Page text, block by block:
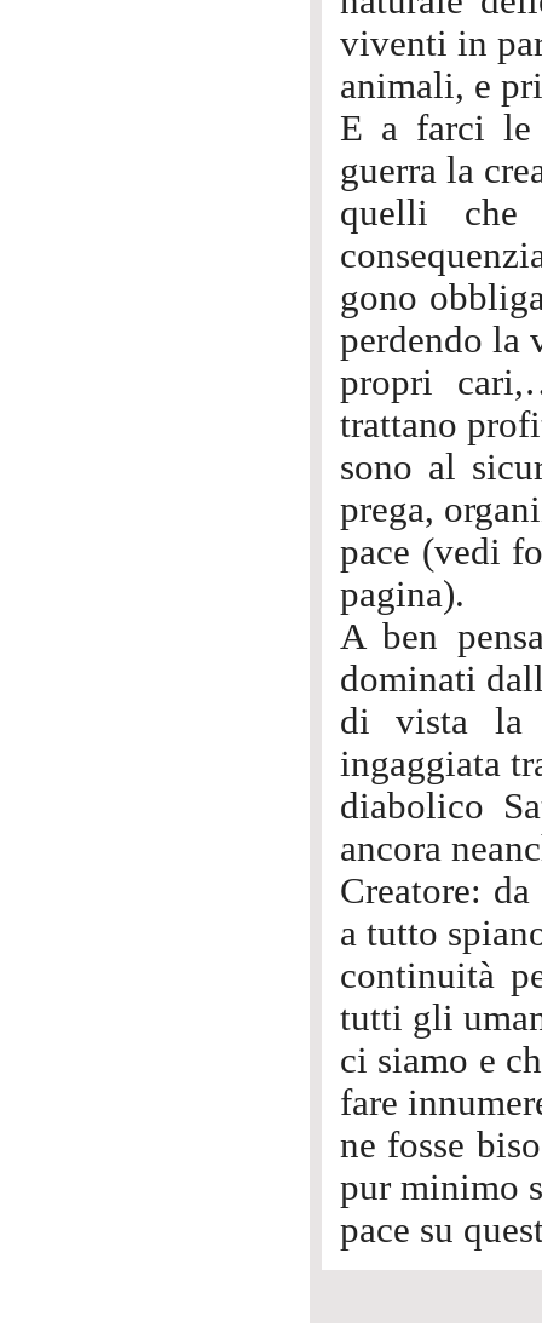
viventi in
animali, e
E a farci le
guerra la
quelli che
gono
perdendo la
propri
trattano
sono al
prega,
pace (vedi
pagina).
A ben
dominati
di vista la
ingaggiata
diabolico
ancora
Creatore:
a tutto
continuità
tutti gli
ci siamo e
fare
ne fosse
pur minimo
pace su